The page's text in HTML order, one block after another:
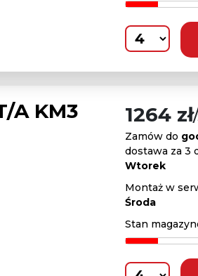
A KM3
1264 zł
Zamów do
dostawa za 3
Wtorek
Montaż w
Środa
Stan